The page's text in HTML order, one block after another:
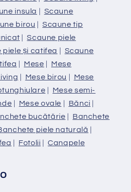
insula | Scaune
birou | Scaune tip
|Scaune piele
piele și catifea | Scaune
| Mese | Mese
| Mese birou | Mese
| Mese semi-
| Mese ovale | Bănci |
bucătărie | Banchete
piele naturală |
| Fotolii |Canapele